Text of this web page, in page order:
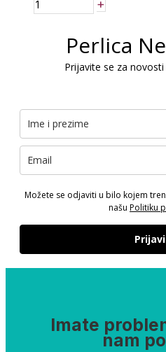
+
Perlica
Prijavite se za
Možete se odjaviti u bilo kojem
našu Politiku
Imate
nam